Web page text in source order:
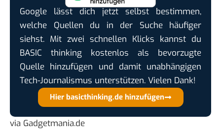
Google lässt dich jetzt selbst bestimmen,
welche Quellen du in der Suche häufiger
siehst. Mit zwei schnellen Klicks kannst du
BASIC thinking kostenlos als bevorzugte
Quelle hinzufügen und damit unabhängigen
Tech-Journalismus unterstützen. Vielen Dank!
Hier basicthinking.de hinzufügen
via Gadgetmania.de